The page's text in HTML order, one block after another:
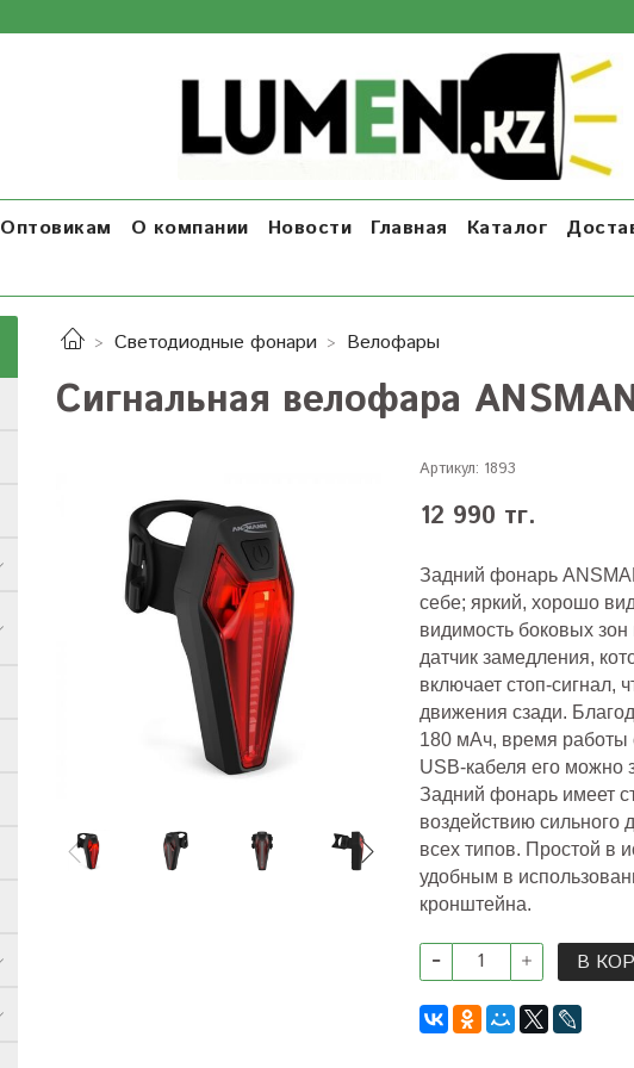
Оптовикам О компании Новости Главная Каталог
Светодиодные фонари Велофары
Сигнальная велофара
Артикул: 1893
12 990 тг.
Задний фонарь
себе; яркий, хорошо
видимость боковых
датчик замедления,
включает стоп-сигнал,
движения сзади.
180 мАч, время работы
USB-кабеля его можно
Задний фонарь имеет
воздействию сильного
всех типов. Простой в
удобным в
кронштейна.
В